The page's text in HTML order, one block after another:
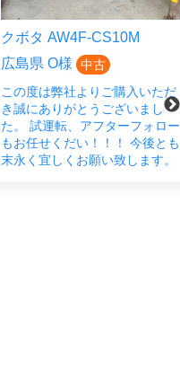
クボタ AW4F-CS10M
広島県 O様
中古
この度は弊社よりご購入いただ
き誠にありがとうございまし
た。 試運転、アフターフォロー
もお任せくだい！！！ 今後とも
末永く宜しくお願い致します。